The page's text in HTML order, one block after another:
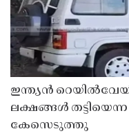
ഇന്ത്യൻ
ലക്ഷങ്ങൾ
കേസെടുത്തു